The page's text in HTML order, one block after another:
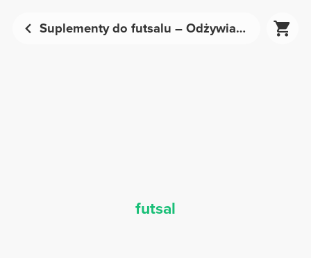
Suplementy do futsalu – Odżywianie sportowe | Prozis
futsal